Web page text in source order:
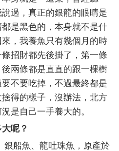
過，真正的銀龍的眼睛是
是黑色的，本身就不是什
，我養魚只有幾個月的時
招財都先後掛了，第一條
兩條都是直直的跟一棵樹
不要吃掉，不過最終都是
得的樣子，沒辦法，北方
是自己一手養大的。
呢？
銀船魚、龍吐珠魚，原產於